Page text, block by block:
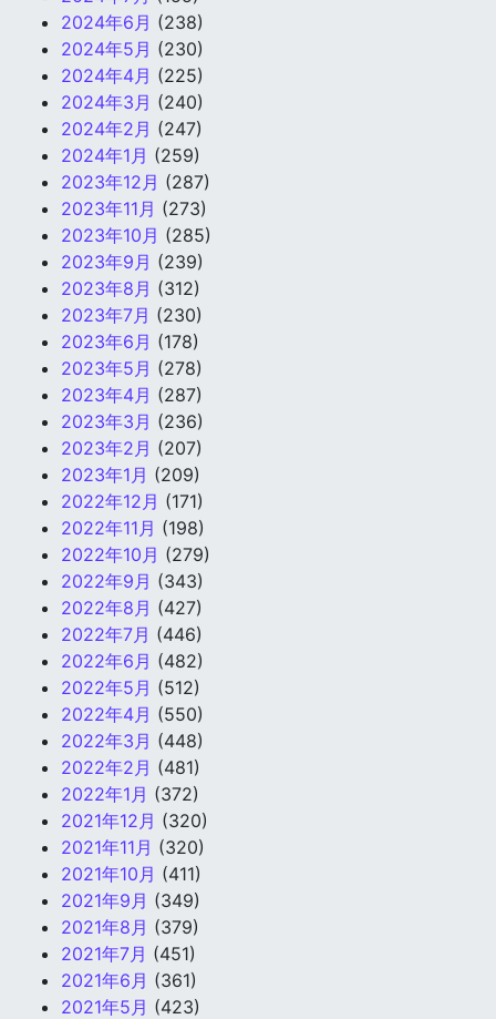
2024年6月 (238)
2024年5月 (230)
2024年4月 (225)
2024年3月 (240)
2024年2月 (247)
2024年1月 (259)
2023年12月 (287)
2023年11月 (273)
2023年10月 (285)
2023年9月 (239)
2023年8月 (312)
2023年7月 (230)
2023年6月 (178)
2023年5月 (278)
2023年4月 (287)
2023年3月 (236)
2023年2月 (207)
2023年1月 (209)
2022年12月 (171)
2022年11月 (198)
2022年10月 (279)
2022年9月 (343)
2022年8月 (427)
2022年7月 (446)
2022年6月 (482)
2022年5月 (512)
2022年4月 (550)
2022年3月 (448)
2022年2月 (481)
2022年1月 (372)
2021年12月 (320)
2021年11月 (320)
2021年10月 (411)
2021年9月 (349)
2021年8月 (379)
2021年7月 (451)
2021年6月 (361)
2021年5月 (423)